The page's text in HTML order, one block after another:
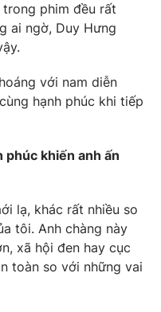
video
Thể thao
lòng Việt
mình bằng AI
phim đều rất
ai ngờ, Duy Hưng
với nam diễn
hạnh phúc khi tiếp
khiến anh ấn
lạ, khác rất nhiều so
tôi. Anh chàng này
xã hội đen hay cục
toàn so với những vai